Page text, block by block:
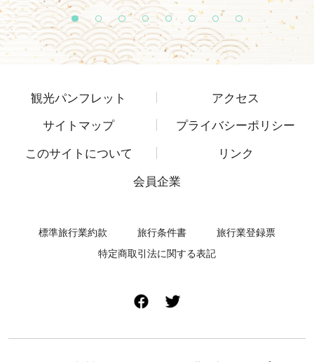
1 2 3 4 5 6 7 8
観光パンフレット
アクセス
サイトマップ
プライバシーポリシー
このサイトについて
リンク
会員企業
標準旅行業約款 旅行条件書
旅行業登録票
特定商取引法に関する表記